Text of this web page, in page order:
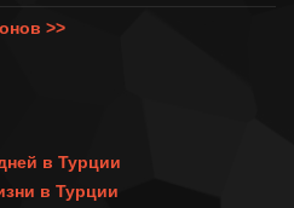
>>
в Турции
в Турции